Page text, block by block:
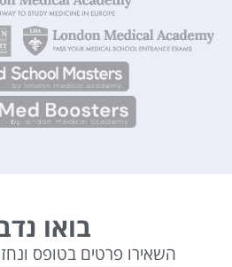
בואו
השאירו פרטים בטופס